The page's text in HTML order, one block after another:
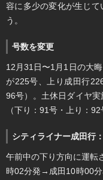
容に多少の変化が生じて
う。
号数を変更
12月31日〜1月1日の大
が225号、上り成田行
96号）。土休日ダイヤ
（下り：91号・上り：92
シティライナー成田行
午前中の下り方向に運転
時02分発→成田10時00